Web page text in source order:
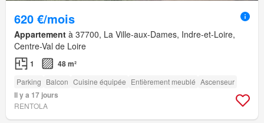
620 €/mois
Appartement à 37700, La Ville-aux-Dames, Indre-et-Loire,
Centre-Val de Loire
1 48 m²
Parking Balcon Cuisine équipée Entièrement meublé Ascenseur
Il y a 17 jours
RENTOLA